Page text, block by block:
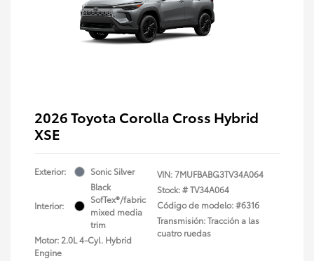
2026 Toyota Corolla Cross Hybrid
XSE
Exterior: Sonic Silver
Interior:
Black
SofTex®/fabric
mixed media
trim
Motor: 2.0L 4-Cyl. Hybrid
Engine
VIN:7MUFBABG3TV34A064
Stock: #TV34A064
Código de modelo: #6316
Transmisión: Tracción a las
cuatro ruedas